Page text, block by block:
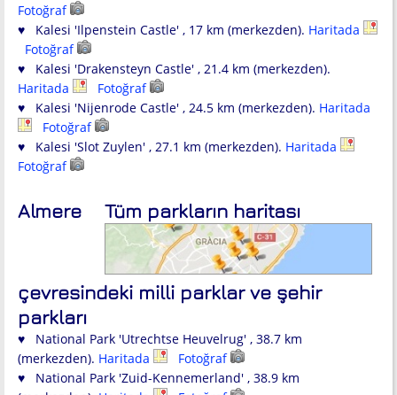
Fotoğraf
♥ Kalesi 'Ilpenstein Castle' , 17 km (merkezden). Haritada
Fotoğraf
♥ Kalesi 'Drakensteyn Castle' , 21.4 km (merkezden).
Haritada
Fotoğraf
♥ Kalesi 'Nijenrode Castle' , 24.5 km (merkezden). Haritada
Fotoğraf
♥ Kalesi 'Slot Zuylen' , 27.1 km (merkezden). Haritada
Fotoğraf
Tüm parkların haritası
Almere
çevresindeki milli parklar ve şehir
parkları
♥ National Park 'Utrechtse Heuvelrug' , 38.7 km
(merkezden). Haritada
Fotoğraf
♥ National Park 'Zuid-Kennemerland' , 38.9 km